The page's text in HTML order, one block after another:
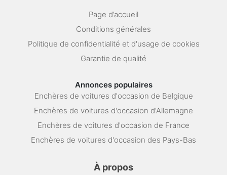
Page d’accueil
Conditions générales
Politique de confidentialité et d'usage de cookies
Garantie de qualité
Annonces populaires
Enchères de voitures d'occasion de Belgique
Enchères de voitures d'occasion d'Allemagne
Enchères de voitures d'occasion de France
Enchères de voitures d'occasion des Pays-Bas
À propos